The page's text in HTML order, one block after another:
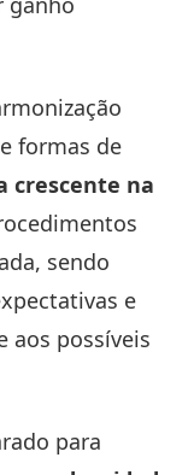
formas de
crescente na
sendo
e
aos possíveis
para